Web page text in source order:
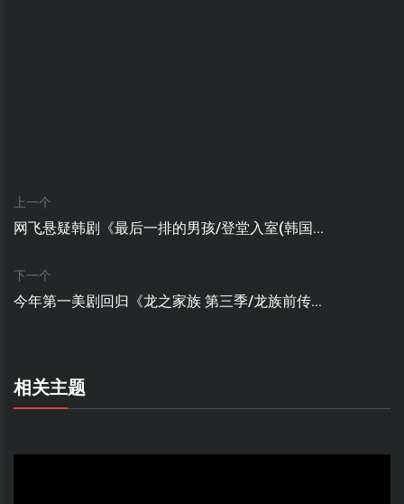
上一个
网飞悬疑韩剧《最后一排的男孩/登堂入室(韩国...
下一个
今年第一美剧回归《龙之家族 第三季/龙族前传...
相关主题